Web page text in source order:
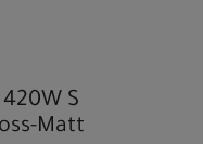
S
Matt